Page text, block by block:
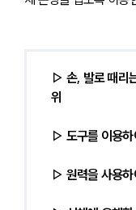
▷ 손, 발로 때리
위
▷ 도구를 이용하
▷ 원력을 사용하